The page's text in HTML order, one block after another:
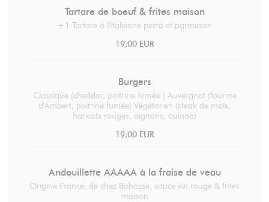
Tartare de boeuf & frites maison
+1 Tartare à l'Italienne pesto et parmesan
19,00 EUR
Burgers
Classique (cheddar, poitrine fumée ) Auvergnat (fourme
d'Ambert, poitrine fumée) Végétarien (steak de maïs,
haricots rouges, oignons, quinoa)
19,00 EUR
Andouillette AAAAA à la fraise de veau
Origine France, de chez Bobosse, sauce vin rouge & frites
maison